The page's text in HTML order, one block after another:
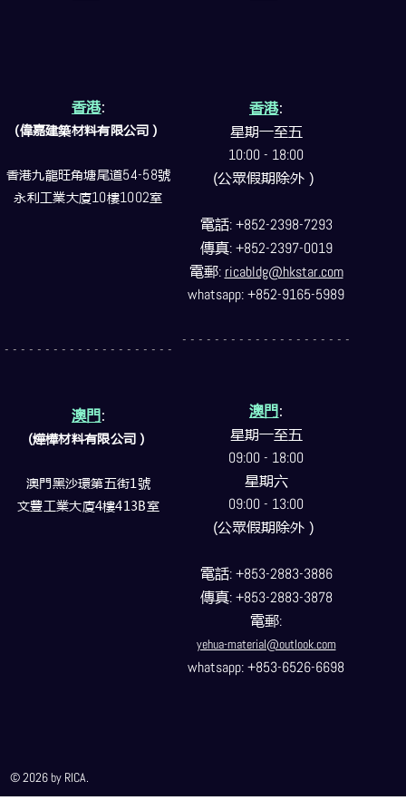
香港:
(偉嘉建築材料有限公司）
香港九龍旺角塘尾道54-58號
永利工業大廈10樓1002室
- - - - - - - - - - - - - - - - - - - - -
澳門:
(燁樺材料有限公司）
澳門黑沙環第五街1號
文豐工業大廈4樓413B室
香港:
星期一至五
10:00 - 18:00
(公眾假期除外）
電話: +852-2398-7293
傳真: +852-2397-0019
電郵: ricabldg@hkstar.com
whatsapp: +852-9165-5989
- - - - - - - - - - - - - - - - - - - - -
澳門:
星期一至五
09:00 - 18:00
星期六
09:00 - 13:00
(公眾假期除外）
電話: +853-2883-3886
傳真: +853-2883-3878
電郵:
yehua-material@outlook.com
whatsapp: +853-6526-6698
© 2026 by RICA.